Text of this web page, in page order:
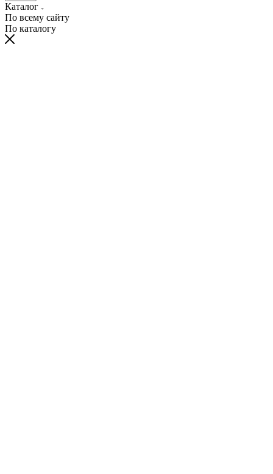
Каталог
По всему сайту
По каталогу